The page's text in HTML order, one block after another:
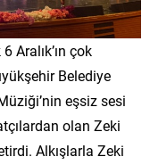
Aralık’ın çok
Belediye
eşsiz sesi
olan Zeki
Alkışlarla Zeki